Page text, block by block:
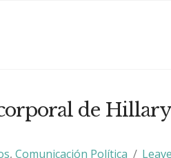
de Hillary
,Comunicación Política